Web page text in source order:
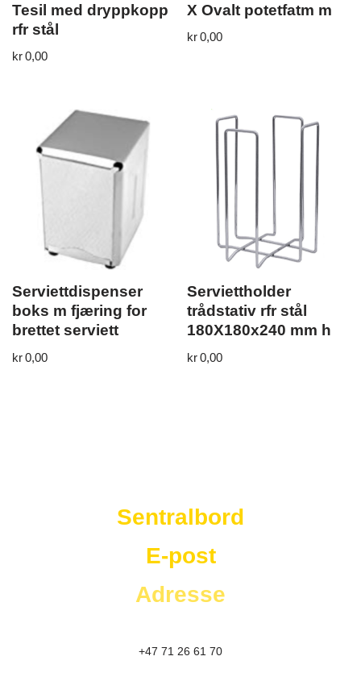
Tesil med dryppkopp
rfr stål
kr0,00
X Ovalt potetfatm m
kr0,00
Serviettdispenser
boks m fjæring for
brettet serviett
kr0,00
Serviettholder
trådstativ rfr stål
180X180x240 mm h
kr0,00
Sentralbord
E-post
Adresse
+47 71 26 61 70